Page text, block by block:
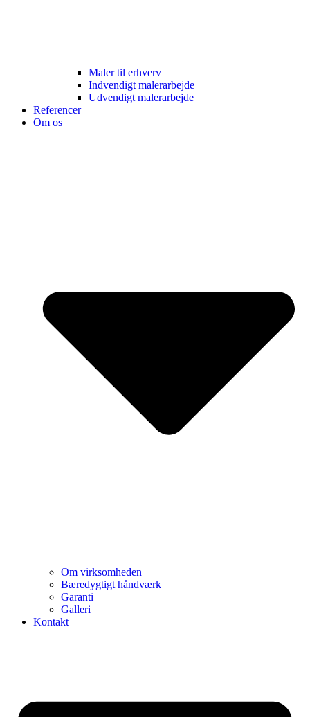
Maler til erhverv
Indvendigt malerarbejde
Udvendigt malerarbejde
Referencer
Om os
Om virksomheden
Bæredygtigt håndværk
Garanti
Galleri
Kontakt